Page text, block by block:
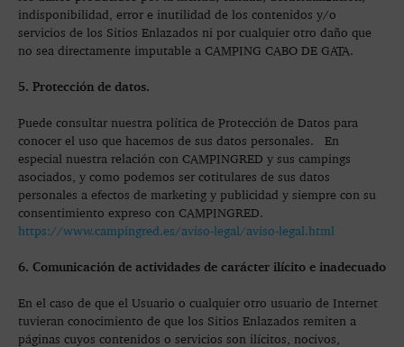
indisponibilidad, error e inutilidad de los contenidos y/o
servicios de los Sitios Enlazados ni por cualquier otro daño que
no sea directamente imputable a CAMPING CABO DE GATA.
5. Protección de datos.
Puede consultar nuestra política de Protección de Datos para
conocer el uso que hacemos de sus datos personales. En
especial nuestra relación con CAMPINGRED y sus campings
asociados, y como podemos ser cotitulares de sus datos
personales a efectos de marketing y publicidad y siempre con su
consentimiento expreso con CAMPINGRED.
https://www.campingred.es/aviso-legal/aviso-legal.html
6. Comunicación de actividades de carácter ilícito e inadecuado
En el caso de que el Usuario o cualquier otro usuario de Internet
tuvieran conocimiento de que los Sitios Enlazados remiten a
páginas cuyos contenidos o servicios son ilícitos, nocivos,